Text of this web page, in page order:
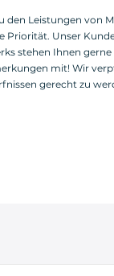
den Leistungen von
Priorität. Unser
stehen Ihnen gerne
mit! Wir
gerecht zu